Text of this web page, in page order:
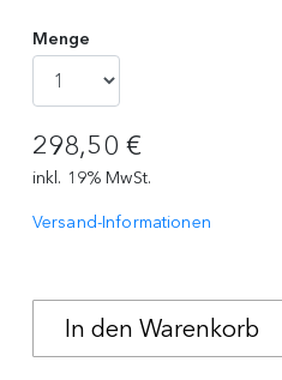
Menge
298,50 €
inkl. 19% MwSt.
Versand-Informationen